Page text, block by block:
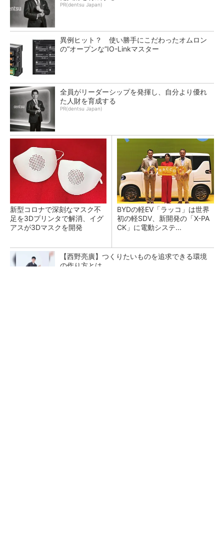
PR(dentsu Japan)
異例ヒット？ 使い勝手にこだわったオムロン
の“オープンな”IO-Linkマスター
全員がリーダーシップを発揮し、自分より優れ
た人財を育成する
PR(dentsu Japan)
新型コロナで深刻なマスク不
足を3Dプリンタで解消、イグ
アスが3Dマスクを開発
BYDの軽EV「ラッコ」は世界
初の軽SDV、新開発の「X-PA
CK」に電動システ...
【西野亮廣】つくりたいものを追求できる環境
の作り方とは